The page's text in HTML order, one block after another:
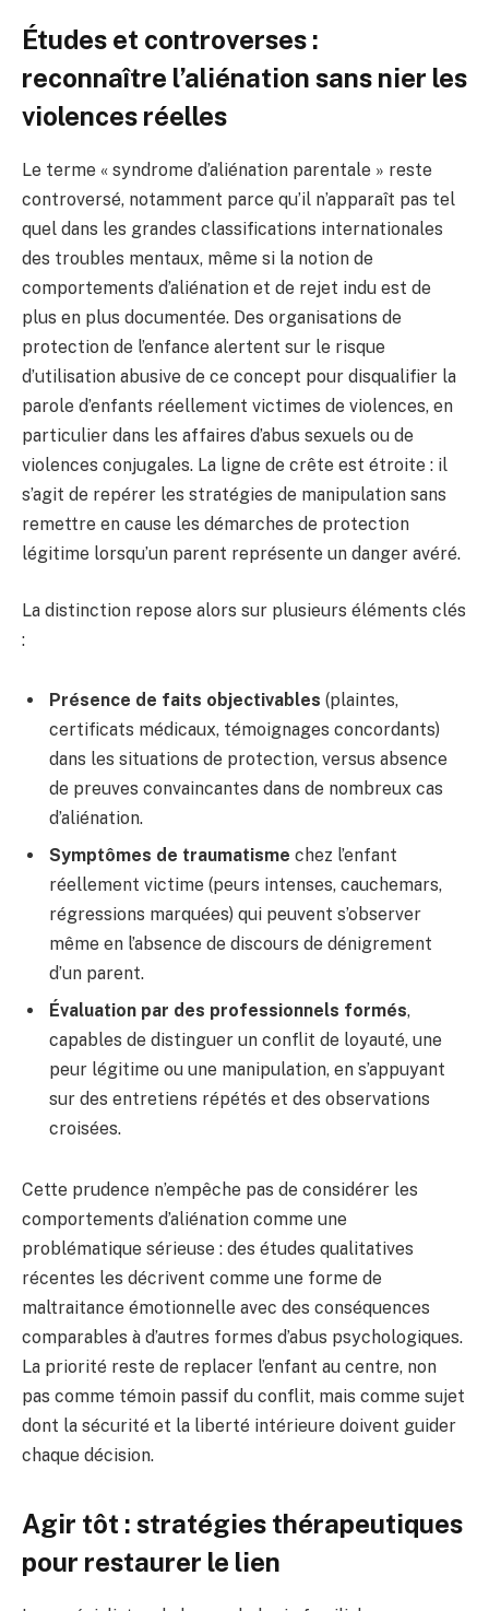
Études et controverses :
reconnaître l’aliénation sans nier les
violences réelles
Le terme « syndrome d’aliénation parentale » reste
controversé, notamment parce qu’il n’apparaît pas tel
quel dans les grandes classifications internationales
des troubles mentaux, même si la notion de
comportements d’aliénation et de rejet indu est de
plus en plus documentée. Des organisations de
protection de l’enfance alertent sur le risque
d’utilisation abusive de ce concept pour disqualifier la
parole d’enfants réellement victimes de violences, en
particulier dans les affaires d’abus sexuels ou de
violences conjugales. La ligne de crête est étroite : il
s’agit de repérer les stratégies de manipulation sans
remettre en cause les démarches de protection
légitime lorsqu’un parent représente un danger avéré.
La distinction repose alors sur plusieurs éléments clés
:
Présence de faits objectivables (plaintes,
certificats médicaux, témoignages concordants)
dans les situations de protection, versus absence
de preuves convaincantes dans de nombreux cas
d’aliénation.
Symptômes de traumatisme chez l’enfant
réellement victime (peurs intenses, cauchemars,
régressions marquées) qui peuvent s’observer
même en l’absence de discours de dénigrement
d’un parent.
Évaluation par des professionnels formés,
capables de distinguer un conflit de loyauté, une
peur légitime ou une manipulation, en s’appuyant
sur des entretiens répétés et des observations
croisées.
Cette prudence n’empêche pas de considérer les
comportements d’aliénation comme une
problématique sérieuse : des études qualitatives
récentes les décrivent comme une forme de
maltraitance émotionnelle avec des conséquences
comparables à d’autres formes d’abus psychologiques.
La priorité reste de replacer l’enfant au centre, non
pas comme témoin passif du conflit, mais comme sujet
dont la sécurité et la liberté intérieure doivent guider
chaque décision.
Agir tôt : stratégies thérapeutiques
pour restaurer le lien